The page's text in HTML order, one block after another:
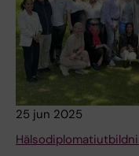
25 jun 2025